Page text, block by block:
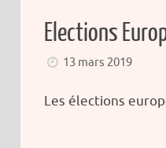
Elections
13 mars 2019
Les élections